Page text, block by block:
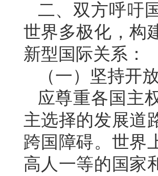
二、双方呼吁
世界多极化，构
新型国际关系：
（一）坚持开
应尊重各国主
主选择的发展道
跨国障碍。世界
高人一等的国家